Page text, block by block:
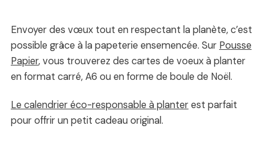
Envoyer des vœux tout en respectant la planète, c’est
possible grâce à la papeterie ensemencée. Sur Pousse
Papier, vous trouverez des cartes de voeux à planter
en format carré, A6 ou en forme de boule de Noël.
Le calendrier éco-responsable à planterest parfait
pour offrir un petit cadeau original.